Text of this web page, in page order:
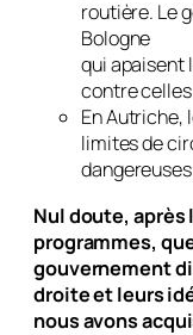
routière. Le
Bologne
qui apaisent
contre
En Autriche,
limites de
Nul doute,
programmes,
gouvernement
droite et leurs
nous avons